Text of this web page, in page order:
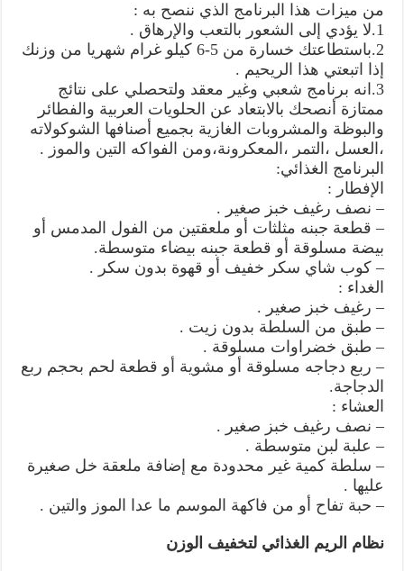
من ميزات هذا البرنامج الذي ننصح به :
1.لا يؤدي إلى الشعور بالتعب والإرهاق .
2.باستطاعتك خسارة من 5-6 كيلو غرام شهريا من وزنك
إذا اتبعتي هذا الريحيم .
3.انه برنامج شعبي وغير معقد ولتحصلي على نتائج
ممتازة أنصحك بالابتعاد عن الحلويات العربية والفطائر
والبوظة والمشروبات الغازية بجميع أصنافها الشوكولاته
،العسل ،التمر ،المعكرونة،ومن الفواكه التين والموز .
البرنامج الغذائي:
الإفطار :
– نصف رغيف خبز صغير .
– قطعة جبنه مثلثات أو ملعقتين من الفول المدمس أو
بيضة مسلوقة أو قطعة جبنه بيضاء متوسطة.
– كوب شاي سكر خفيف أو قهوة بدون سكر .
الغداء :
– رغيف خبز صغير .
– طبق من السلطة بدون زيت .
– طبق خضراوات مسلوقة .
– ربع دجاجه مسلوقة أو مشوية أو قطعة لحم بحجم ربع
الدجاجة.
العشاء :
– نصف رغيف خبز صغير .
– علبة لبن متوسطة .
– سلطة كمية غير محدودة مع إضافة ملعقة خل صغيرة
عليها .
– حبة تفاح أو من فاكهة الموسم ما عدا الموز والتين .
نظام الريم الغذائي لتخفيف الوزن